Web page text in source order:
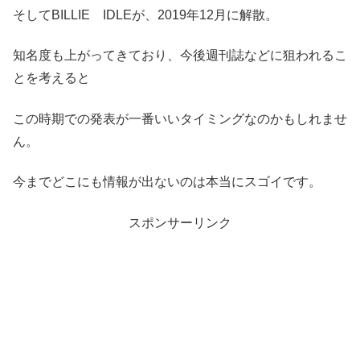
そしてBILLIE IDLEが、2019年12月に解散。
知名度も上がってきており、今後週刊誌などに狙われるこ
とを考えると
この時期での発表が一番いいタイミングなのかもしれませ
ん。
今までどこにも情報が出ないのは本当にスゴイです。
スポンサーリンク